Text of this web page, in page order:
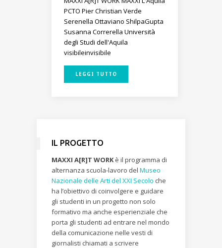
PCTO Pier Christian Verde
Serenella Ottaviano ShilpaGupta
Susanna Correrella Università
degli Studi dell'Aquila
visibileinvisibile
LEGGI TUTTO
IL PROGETTO
MAXXI A[R]T WORKè il programma di
alternanza scuola-lavoro del Museo
Nazionale delle Arti del XXI Secolo che
ha l’obiettivo di coinvolgere e guidare
gli studenti in un progetto non solo
formativo ma anche esperienziale che
porta gli studenti ad entrare nel mondo
della comunicazione nelle vesti di
giornalisti chiamati a scrivere